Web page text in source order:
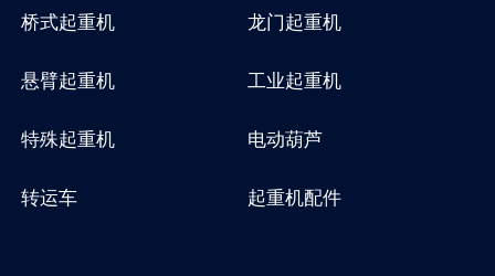
桥式起重机
龙门起重机
悬臂起重机
工业起重机
特殊起重机
电动葫芦
转运车
起重机配件